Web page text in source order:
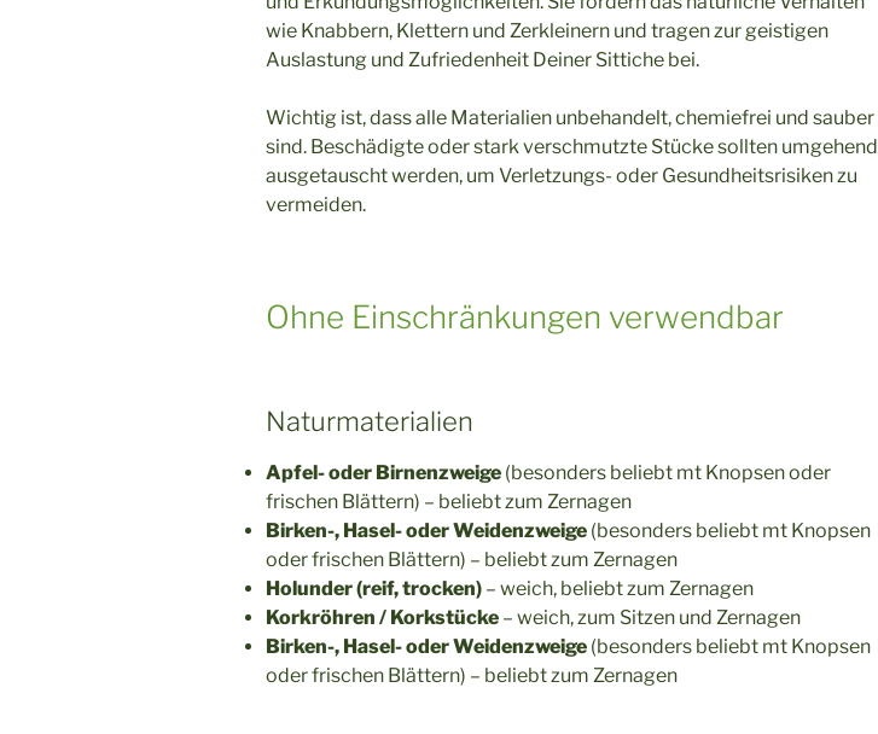
wie Knabbern, Klettern und Zerkleinern und tragen zur geistigen
Auslastung und Zufriedenheit Deiner Sittiche bei.
Wichtig ist, dass alle Materialien unbehandelt, chemiefrei und sauber
sind. Beschädigte oder stark verschmutzte Stücke sollten umgehend
ausgetauscht werden, um Verletzungs- oder Gesundheitsrisiken zu
vermeiden.
Ohne Einschränkungen verwendbar
Naturmaterialien
Apfel- oder Birnenzweige (besonders beliebt mt Knopsen oder
frischen Blättern) – beliebt zum Zernagen
Birken-, Hasel- oder Weidenzweige (besonders beliebt mt Knopsen
oder frischen Blättern) – beliebt zum Zernagen
Holunder (reif, trocken) – weich, beliebt zum Zernagen
Korkröhren / Korkstücke – weich, zum Sitzen und Zernagen
Birken-, Hasel- oder Weidenzweige (besonders beliebt mt Knopsen
oder frischen Blättern) – beliebt zum Zernagen